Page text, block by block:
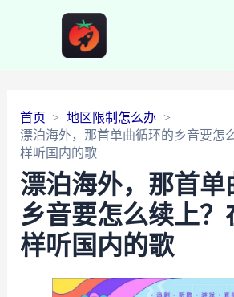
首页
地区限制怎么办
漂泊海外，那首单曲循环的乡音要怎
样听国内的歌
漂泊海外，那首单
乡音要怎么续上？
样听国内的歌